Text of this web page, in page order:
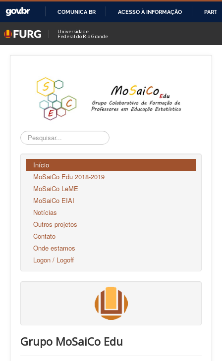
O
CONTEÚDO
COMUNICA BR ACESSO À INFORMAÇÃO
Universidade
Federal do Rio Grande
Pesquisar...
Início
MoSaiCo Edu 2018-2019
MoSaiCo LeME
MoSaiCo EIAI
Notícias
Outros projetos
Contato
Onde estamos
Logon / Logoff
Grupo MoSaiCo Edu